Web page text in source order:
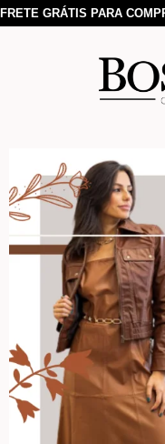
FRETE GRÁTIS PARA